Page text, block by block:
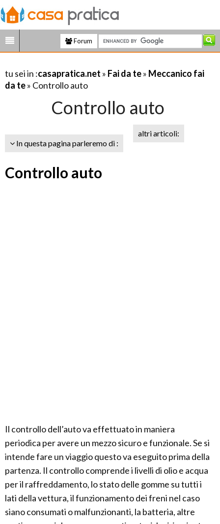
Forum
tu sei in :casapratica.net » Fai da te» Meccanico fai
da te» Controllo auto
Controllo auto
In questa pagina parleremo di :
altri articoli:
Controllo auto
Il controllo dell’auto va effettuato in maniera
periodica per avere un mezzo sicuro e funzionale. Se si
intende fare un viaggio questo va eseguito prima della
partenza. Il controllo comprende i livelli di olio e acqua
per il raffreddamento, lo stato delle gomme su tutti i
lati della vettura, il funzionamento dei freni nel caso
siano consumati o malfunzionanti, la batteria, altre